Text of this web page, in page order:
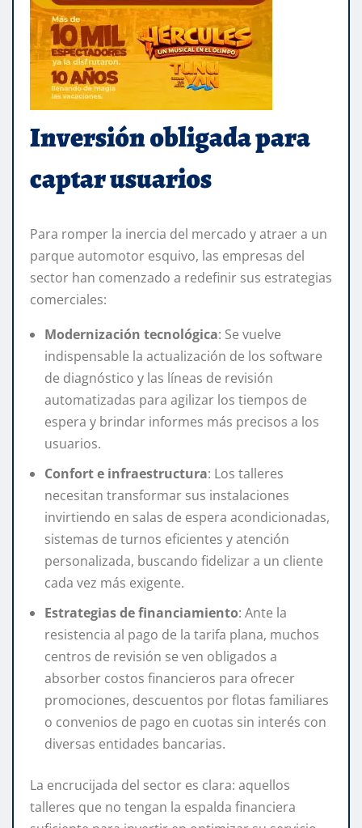
Inversión obligada para
captar usuarios
Para romper la inercia del mercado y atraer a un
parque automotor esquivo, las empresas del
sector han comenzado a redefinir sus estrategias
comerciales:
Modernización tecnológica: Se vuelve
indispensable la actualización de los software
de diagnóstico y las líneas de revisión
automatizadas para agilizar los tiempos de
espera y brindar informes más precisos a los
usuarios.
Confort e infraestructura: Los talleres
necesitan transformar sus instalaciones
invirtiendo en salas de espera acondicionadas,
sistemas de turnos eficientes y atención
personalizada, buscando fidelizar a un cliente
cada vez más exigente.
Estrategias de financiamiento: Ante la
resistencia al pago de la tarifa plana, muchos
centros de revisión se ven obligados a
absorber costos financieros para ofrecer
promociones, descuentos por flotas familiares
o convenios de pago en cuotas sin interés con
diversas entidades bancarias.
La encrucijada del sector es clara: aquellos
talleres que no tengan la espalda financiera